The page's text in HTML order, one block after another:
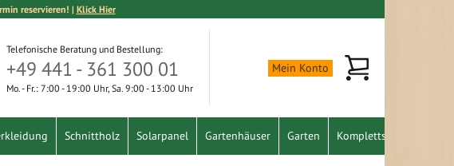
reservieren! | Klick Hier
Telefonische Beratung und Bestellung:
+49 441 - 361 300 01
Mo. - Fr.: 7:00 - 19:00 Uhr, Sa. 9:00 - 13:00 Uhr
Mein Konto Mein Warenkorb
Schnittholz Solarpanel Gartenhäuser Garten Komplettset